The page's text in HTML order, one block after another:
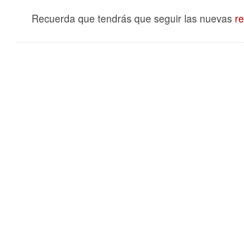
Recuerda que tendrás que seguir las nuevas